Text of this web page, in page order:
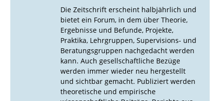
Die Zeitschrift erscheint halbjährlich und
bietet ein Forum, in dem über Theorie,
Ergebnisse und Befunde, Projekte,
Praktika, Lehrgruppen, Supervisions- und
Beratungsgruppen nachgedacht werden
kann. Auch gesellschaftliche Bezüge
werden immer wieder neu hergestellt
und sichtbar gemacht. Publiziert werden
theoretische und empirische